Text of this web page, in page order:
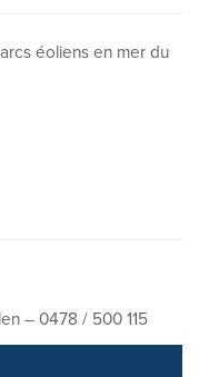
éoliens en mer du
– 0478 / 500 115